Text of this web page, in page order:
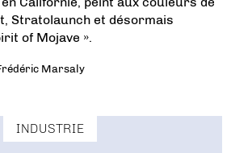
Stratolaunch et désormais
of Mojave ».
Marsaly
INDUSTRIE